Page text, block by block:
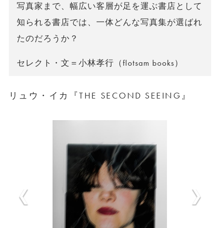
写真家まで、幅広い客層が足を運ぶ書店として
知られる書店では、一体どんな写真集が選ばれ
たのだろうか？
セレクト・文＝小林孝行（flotsam books）
リュウ・イカ『THE SECOND SEEING』